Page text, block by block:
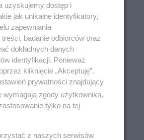
teksty
pracę...
zostać
uzyskujemy dostęp i
jak unikalne identyfikatory,
zapewniania
badanie odbiorców oraz
dokładnych danych
identyfikacji. Ponieważ
kliknięcie „Akceptuję”.
prywatności znajdujący
wymagają zgody użytkownika,
tylko na tej
z naszych serwisów